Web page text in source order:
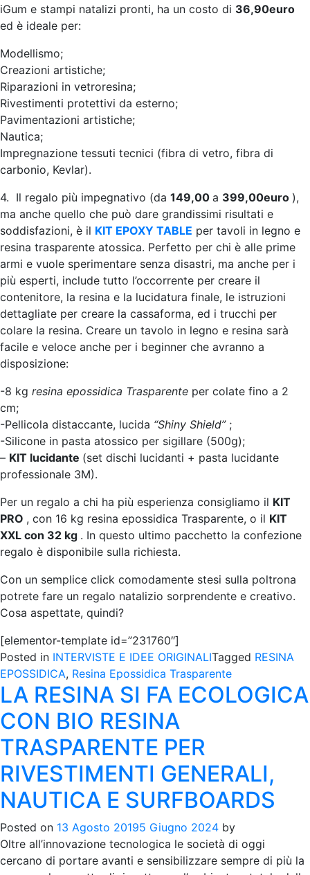
iGum e stampi natalizi pronti, ha un costo di 36,90euro
ed è ideale per:
Modellismo;
Creazioni artistiche;
Riparazioni in vetroresina;
Rivestimenti protettivi da esterno;
Pavimentazioni artistiche;
Nautica;
Impregnazione tessuti tecnici (fibra di vetro, fibra di
carbonio, Kevlar).
4. Il regalo più impegnativo (da 149,00 a 399,00euro ),
ma anche quello che può dare grandissimi risultati e
soddisfazioni, è il KIT EPOXY TABLE per tavoli in legno e
resina trasparente atossica. Perfetto per chi è alle prime
armi e vuole sperimentare senza disastri, ma anche per i
più esperti, include tutto l’occorrente per creare il
contenitore, la resina e la lucidatura finale, le istruzioni
dettagliate per creare la cassaforma, ed i trucchi per
colare la resina. Creare un tavolo in legno e resina sarà
facile e veloce anche per i beginner che avranno a
disposizione:
-8 kg resina epossidica Trasparente per colate fino a 2
cm;
-Pellicola distaccante, lucida “Shiny Shield” ;
-Silicone in pasta atossico per sigillare (500g);
– KIT lucidante (set dischi lucidanti + pasta lucidante
professionale 3M).
Per un regalo a chi ha più esperienza consigliamo il KIT
PRO , con 16 kg resina epossidica Trasparente, o il KIT
XXL con 32 kg . In questo ultimo pacchetto la confezione
regalo è disponibile sulla richiesta.
Con un semplice click comodamente stesi sulla poltrona
potrete fare un regalo natalizio sorprendente e creativo.
Cosa aspettate, quindi?
[elementor-template id=”231760″]
Posted in INTERVISTE E IDEE ORIGINALITagged RESINA
EPOSSIDICA, Resina Epossidica Trasparente
LA RESINA SI FA ECOLOGICA
CON BIO RESINA
TRASPARENTE PER
RIVESTIMENTI GENERALI,
NAUTICA E SURFBOARDS
Posted on 13 Agosto 20195 Giugno 2024 by
Oltre all’innovazione tecnologica le società di oggi
cercano di portare avanti e sensibilizzare sempre di più la